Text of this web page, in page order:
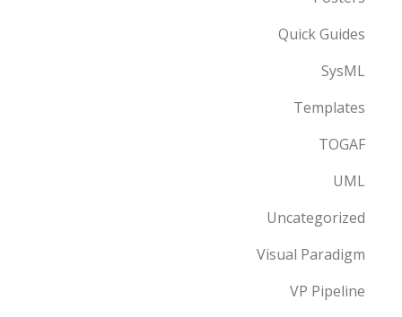
Quick Guides
SysML
Templates
TOGAF
UML
Uncategorized
Visual Paradigm
VP Pipeline